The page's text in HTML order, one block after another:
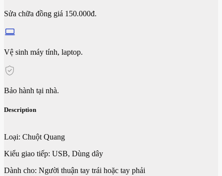
Sửa chữa đồng giá 150.000đ.
Vệ sinh máy tính, laptop.
Bảo hành tại nhà.
Description
Loại: Chuột Quang
Kiểu giao tiếp: USB, Dùng dây
Dành cho: Người thuận tay trái hoặc tay phải